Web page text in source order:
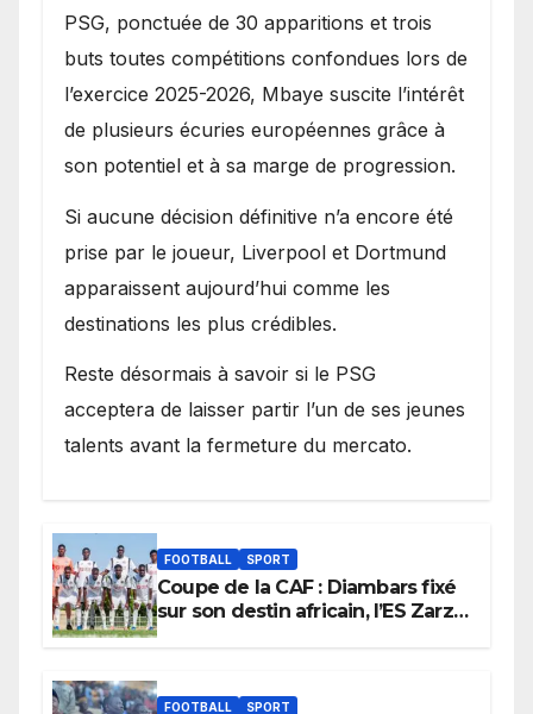
PSG, ponctuée de 30 apparitions et trois
buts toutes compétitions confondues lors de
l’exercice 2025-2026, Mbaye suscite l’intérêt
de plusieurs écuries européennes grâce à
son potentiel et à sa marge de progression.
Si aucune décision définitive n’a encore été
prise par le joueur, Liverpool et Dortmund
apparaissent aujourd’hui comme les
destinations les plus crédibles.
Reste désormais à savoir si le PSG
acceptera de laisser partir l’un de ses jeunes
talents avant la fermeture du mercato.
FOOTBALL SPORT
Coupe de la CAF : Diambars fixé
sur son destin africain, l’ES Zarzis
FOOTBALL SPORT